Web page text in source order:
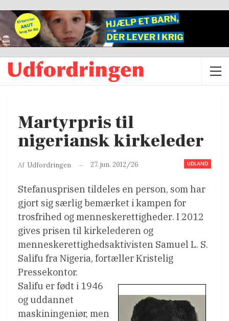
Martyrpris til
nigeriansk kirkeleder
UDLAND
Af Udfordringen 27. jun. 2012/26
Stefanusprisen tildeles en person, som har
gjort sig særlig bemærket i kampen for
trosfrihed og menneskerettigheder. I 2012
gives prisen til kirkelederen og
menneskerettighedsaktivisten Samuel L. S.
Salifu fra Nigeria, fortæller Kristelig
Pressekontor.
Salifu er født i 1946
og uddannet
maskiningeniør, men